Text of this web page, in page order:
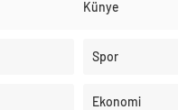
Künye
Spor
Ekonomi